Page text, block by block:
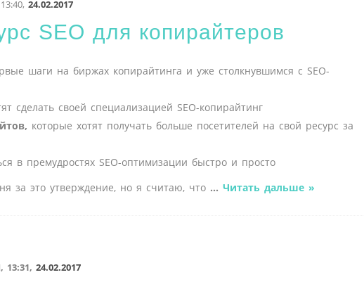
13:40, 24.02.2017
SEO для копирайтеров
шаги на биржах копирайтинга и уже столкнувшимся с SEO-
сделать своей специализацией SEO-копирайтинг
которые хотят получать больше посетителей на свой ресурс за
в премудростях SEO-оптимизации быстро и просто
за это утверждение, но я считаю, что ... Читать дальше »
, 13:31, 24.02.2017